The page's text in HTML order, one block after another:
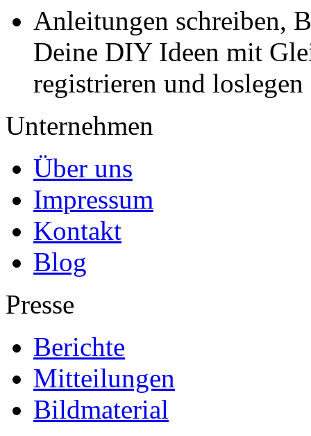
Anleitungen schreiben,
Deine DIY Ideen mit
registrieren und loslegen
Unternehmen
Über uns
Impressum
Kontakt
Blog
Presse
Berichte
Mitteilungen
Bildmaterial